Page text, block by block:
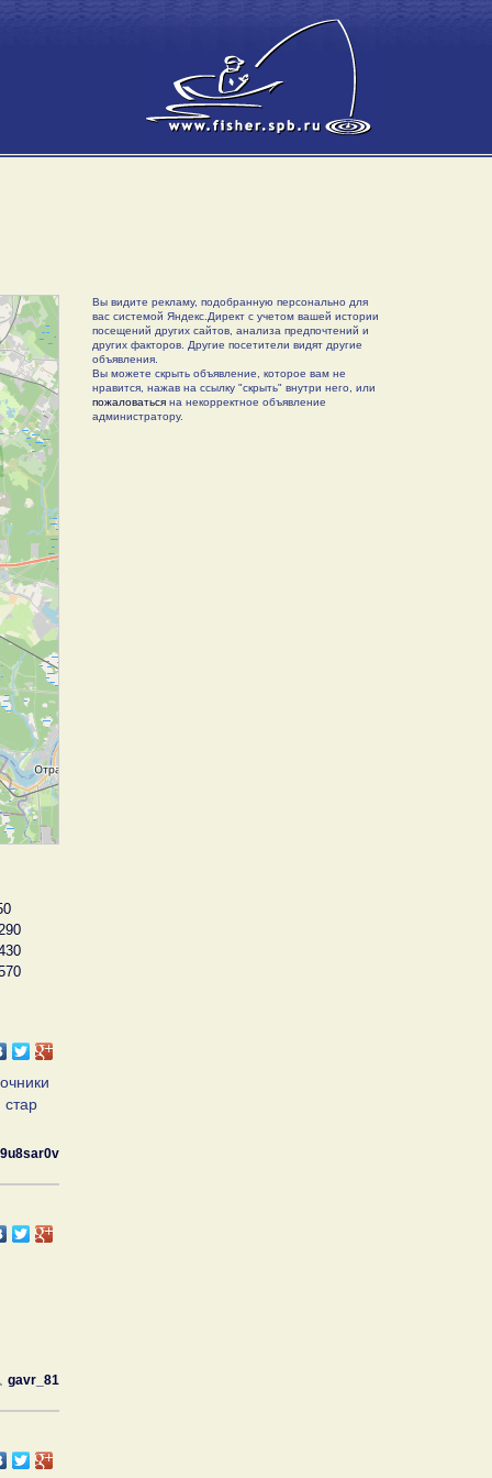
9u8sar0v
gavr_81
Вы видите рекламу, подобранную персонально для
вас системой Яндекс.Директ с учетом вашей истории
посещений других сайтов, анализа предпочтений и
других факторов. Другие посетители видят другие
объявления.
Вы можете скрыть объявление, которое вам не
нравится, нажав на ссылку "скрыть" внутри него, или
пожаловатьсяна некорректное объявление
администратору.